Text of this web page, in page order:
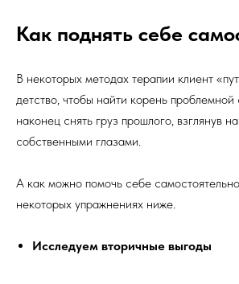
Как поднять себе
В некоторых методах терапии клиент
детство, чтобы найти корень
наконец снять груз прошлого, взглянув
собственными глазами.
А как можно помочь себе
некоторых упражнениях ниже.
Исследуем вторичные выгоды